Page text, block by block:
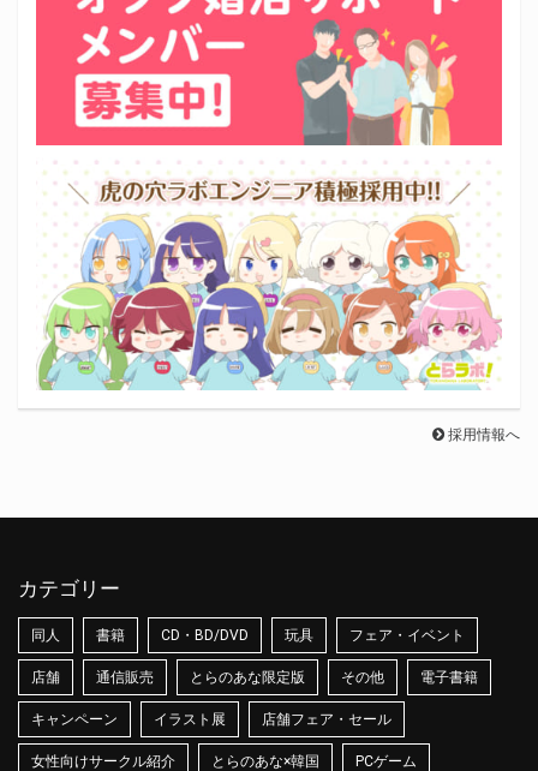
採用情報へ
カテゴリー
同人 書籍 CD・BD/DVD 玩具 フェア・イベント
店舗 通信販売 とらのあな限定版 その他 電子書籍
キャンペーン イラスト展 店舗フェア・セール
女性向けサークル紹介 とらのあな×韓国 PCゲーム